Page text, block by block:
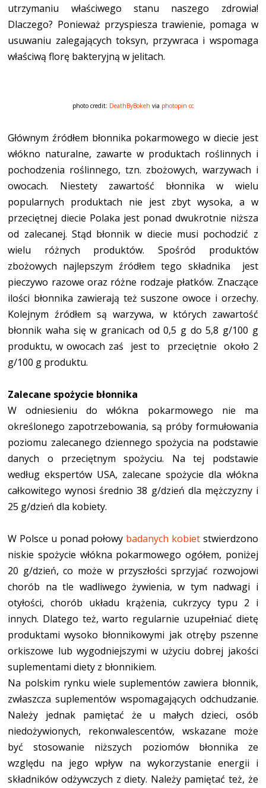
utrzymaniu właściwego stanu naszego zdrowia!
Dlaczego? Ponieważ przyspiesza trawienie, pomaga w
usuwaniu zalegających toksyn, przywraca i wspomaga
właściwą florę bakteryjną w jelitach.
photo credit: DeathByBokeh via photopin cc
Głównym źródłem błonnika pokarmowego w diecie jest
włókno naturalne, zawarte w produktach roślinnych i
pochodzenia roślinnego, tzn. zbożowych, warzywach i
owocach. Niestety zawartość błonnika w wielu
popularnych produktach nie jest zbyt wysoka, a w
przeciętnej diecie Polaka jest ponad dwukrotnie niższa
od zalecanej. Stąd błonnik w diecie musi pochodzić z
wielu różnych produktów. Spośród produktów
zbożowych najlepszym źródłem tego składnika jest
pieczywo razowe oraz różne rodzaje płatków. Znaczące
ilości błonnika zawierają też suszone owoce i orzechy.
Kolejnym źródłem są warzywa, w których zawartość
błonnik waha się w granicach od 0,5 g do 5,8 g/100 g
produktu, w owocach zaś jest to przeciętnie około 2
g/100 g produktu.
Zalecane spożycie błonnika
W odniesieniu do włókna pokarmowego nie ma
określonego zapotrzebowania, są próby formułowania
poziomu zalecanego dziennego spożycia na podstawie
danych o przeciętnym spożyciu. Na tej podstawie
według ekspertów USA, zalecane spożycie dla włókna
całkowitego wynosi średnio 38 g/dzień dla mężczyzny i
25 g/dzień dla kobiety.
W Polsce u ponad połowy badanych kobietstwierdzono
niskie spożycie włókna pokarmowego ogółem, poniżej
20 g/dzień, co może w przyszłości sprzyjać rozwojowi
chorób na tle wadliwego żywienia, w tym nadwagi i
otyłości, chorób układu krążenia, cukrzycy typu 2 i
innych. Dlatego też, warto regularnie uzupełniać dietę
produktami wysoko błonnikowymi jak otręby pszenne
orkiszowe lub wygodniejszymi w użyciu dobrej jakości
suplementami diety z błonnikiem.
Na polskim rynku wiele suplementów zawiera błonnik,
zwłaszcza suplementów wspomagających odchudzanie.
Należy jednak pamiętać że u małych dzieci, osób
niedożywionych, rekonwalescentów, wskazane może
być stosowanie niższych poziomów błonnika ze
względu na jego wpływ na wykorzystanie energii i
składników odżywczych z diety. Należy pamiętać też, że